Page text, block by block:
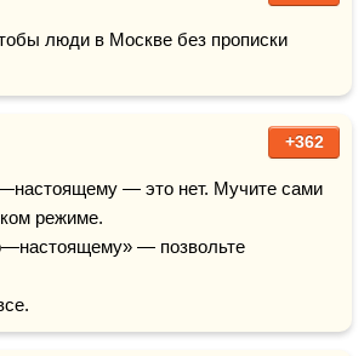
люди в Москве без прописки
+362
режиме.
— позвольте